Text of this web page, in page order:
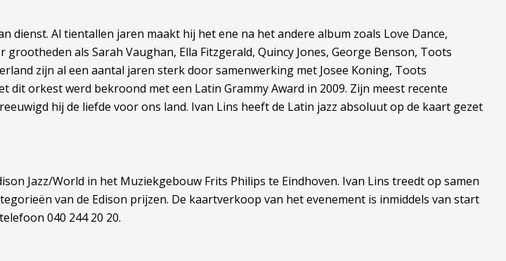
dienst. Al tientallen jaren maakt hij het ene na het andere album zoals Love Dance,
als Sarah Vaughan, Ella Fitzgerald, Quincy Jones, George Benson, Toots
zijn al een aantal jaren sterk door samenwerking met Josee Koning, Toots
orkest werd bekroond met een Latin Grammy Award in 2009. Zijn meest recente
hij de liefde voor ons land. Ivan Lins heeft de Latin jazz absoluut op de kaart gezet
Jazz/World in het Muziekgebouw Frits Philips te Eindhoven. Ivan Lins treedt op samen
van de Edison prijzen. De kaartverkoop van het evenement is inmiddels van start
040 244 20 20.